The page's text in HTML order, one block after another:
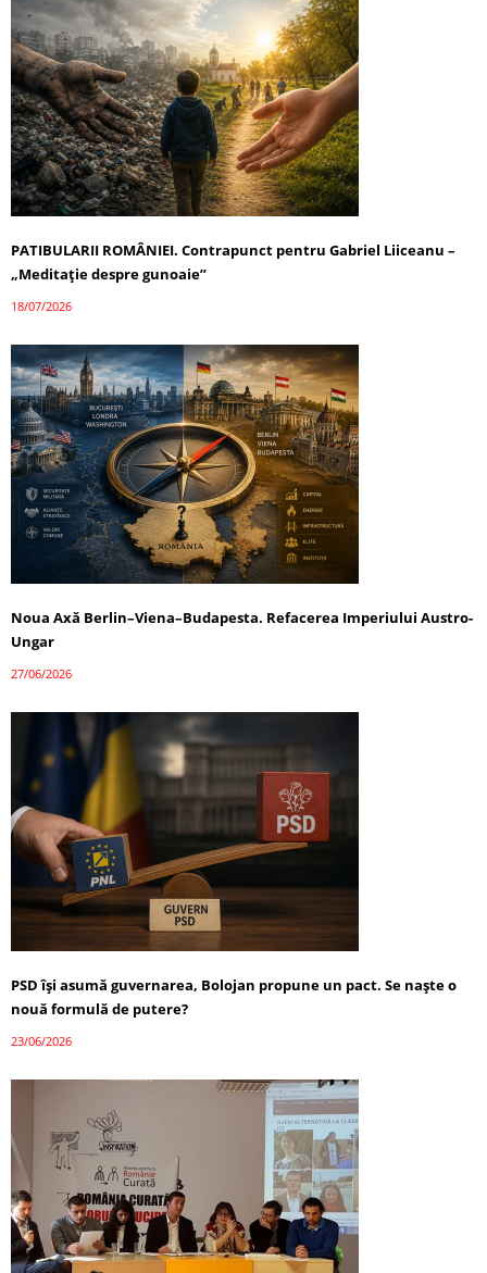
PATIBULARII ROMÂNIEI. Contrapunct pentru Gabriel Liiceanu –
„Meditație despre gunoaie”
18/07/2026
Noua Axă Berlin–Viena–Budapesta. Refacerea Imperiului Austro-
Ungar
27/06/2026
PSD își asumă guvernarea, Bolojan propune un pact. Se naște o
nouă formulă de putere?
23/06/2026